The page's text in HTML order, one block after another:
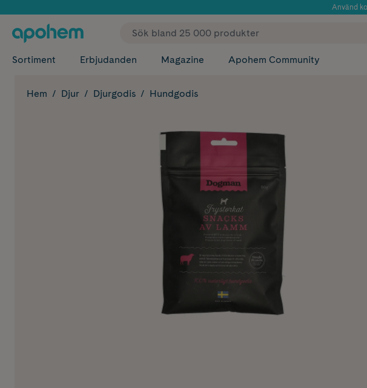
Använd
✓ Fri frakt
Sortiment Erbjudanden Magazine Apohem Community
Hem Djur Djurgodis Hundgodis